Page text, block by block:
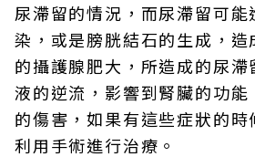
尿滯留的情況，而尿滯留可
染，或是膀胱結石的生成，造
的攝護腺肥大，所造成的尿
液的逆流，影響到腎臟的功能
的傷害，如果有這些症狀的
利用手術進行治療。